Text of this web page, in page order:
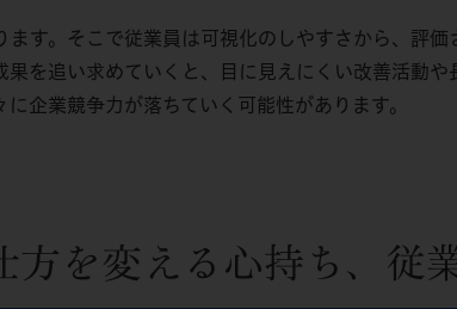
す。そこで従業員は可視化のしやすさから、評
を追い求めていくと、目に見えにくい改善活動
企業競争力が落ちていく可能性があります。
方を変える心持ち、従